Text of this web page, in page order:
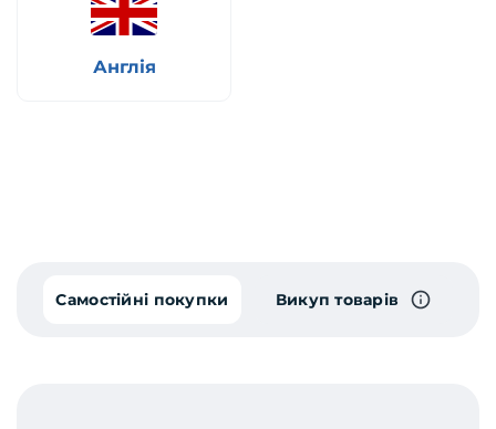
Англія
Самостійні покупки Викуп товарів